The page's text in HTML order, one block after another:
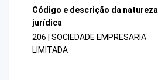
Código e descrição da natureza
jurídica
206 | SOCIEDADE EMPRESARIA
LIMITADA